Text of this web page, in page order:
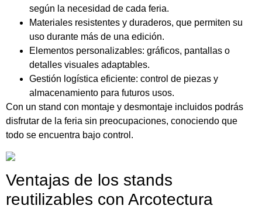
según la necesidad de cada feria.
Materiales resistentes y duraderos, que permiten su
uso durante más de una edición.
Elementos personalizables: gráficos, pantallas o
detalles visuales adaptables.
Gestión logística eficiente: control de piezas y
almacenamiento para futuros usos.
Con un stand con montaje y desmontaje incluidos podrás
disfrutar de la feria sin preocupaciones, conociendo que
todo se encuentra bajo control.
Ventajas de los stands
reutilizables con Arcotectura